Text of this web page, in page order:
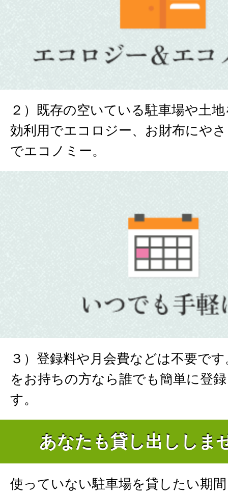
２）既存の空いている駐車場や土
効利用でエコロジー、お財布にや
でエコノミー。
３）登録料や月会費などは不要で
をお持ちの方なら誰でも簡単に登
す。
あなたも貸し出ししま
使っていない駐車場を貸したい期